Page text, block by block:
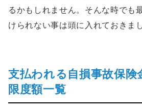
るかもしれません。そんな時でも
けられない事は頭に入れておきま
支払われる自損事故保険
限度額一覧